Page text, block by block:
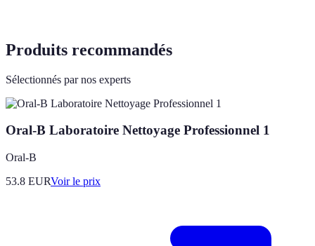
Produits recommandés
Sélectionnés par nos experts
Oral-B Laboratoire Nettoyage Professionnel 1
Oral-B
53.8 EURVoir le prix